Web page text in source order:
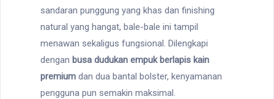
sandaran punggung yang khas dan finishing
natural yang hangat, bale-bale ini tampil
menawan sekaligus fungsional. Dilengkapi
dengan busa dudukan empuk berlapis kain
premium dan dua bantal bolster, kenyamanan
pengguna pun semakin maksimal.